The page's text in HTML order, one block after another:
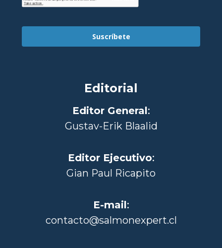
Suscríbete
Editorial
Editor General:
Gustav-Erik Blaalid
Editor Ejecutivo:
Gian Paul Ricapito
E-mail:
contacto@salmonexpert.cl